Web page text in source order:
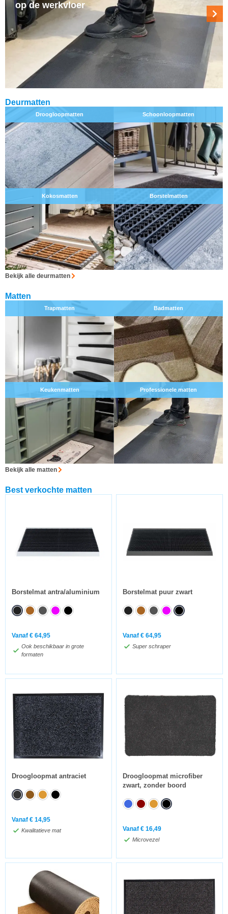
op de werkvloer
Deurmatten
Droogloopmatten Schoonloopmatten
Kokosmatten Borstelmatten
Bekijk alle deurmatten
Matten
Trapmatten Badmatten
Keukenmatten Professionele matten
Bekijk alle matten
Best verkochte matten
Borstelmat antra/aluminium
Vanaf € 64,95
Ook beschikbaar in grote
formaten
Borstelmat puur zwart
Vanaf € 64,95
Super schraper
Droogloopmat antraciet
Vanaf € 14,95
Kwalitatieve mat
Droogloopmat microfiber
zwart, zonder boord
Vanaf € 16,49
Microvezel